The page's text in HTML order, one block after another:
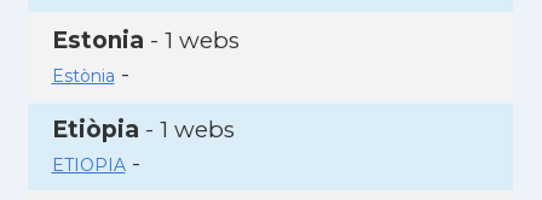
Estonia - 1 webs
Estònia -
Etiòpia - 1 webs
ETIOPIA-